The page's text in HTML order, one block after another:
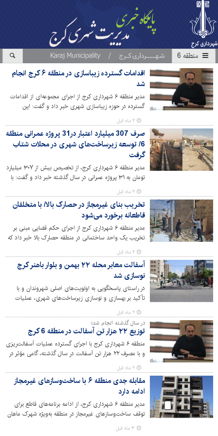
منطقه 6
اقدامات گسترده زیباسازی در منطقه ۶ کرج انجام
شد
مدیر منطقه ۶ شهرداری کرج از اجرای مجموعه‌ای از اقدامات
گسترده در حوزه زیباسازی شهری خبر داد و گفت: این
اقدامات با هدف ارتقای سیما و منظر شهری، بهبود کیفیت
محیط و افزایش رضایتمندی شهروندان در سطح منطقه به اجرا
درآمده است.
۲ ماه قبل
صرف 307 میلیارد اعتبار در31 پروژه عمرانی منطقه
6/ توسعه زیرساخت‌های شهری در محلات شتاب
گرفت
مدیر منطقه ۶ شهرداری کرج، از تخصیص بیش از ۳۰۷ میلیارد
تومان به ۳۱ پروژه عمرانی در سال گذشته خبر داد و گفت: با
توسعه زیرساخت‌های شهری و تحقق عدالت در محلات
کم‌برخوردار این منطقه با شتاب بیشتری دنبال خواهد شد.
۲ ماه قبل
تخریب بنای غیرمجاز در حصارک بالا/ با متخلفان
قاطعانه برخورد می‌شود
مدیر منطقه ۶ شهرداری کرج از اجرای حکم قضایی مبنی بر
تخریب یک واحد ساختمانی در منطقه حصارک بالا خبر داد که
با وجود سابقه تخریب قبلی، مالک آن نسبت به احداث
غیرمجاز طبقه مازاد اقدام کرده بود.
۲ ماه قبل
آسفالت معابر محله ۲۲ بهمن و بلوار باهنر کرج
نوسازی شد
در راستای پاسخگویی به اولویت‌های اصلی شهروندان و با
تأکید بر بهسازی و نوسازی زیرساخت‌های شهری، عملیات
۶ شهرداری کرج با موفقیت به پایان رسید.
۲ ماه قبل
در سال گذشته انجام شد؛
توزیع ۲۲ هزار تن آسفالت در منطقه 6 کرج
منطقه ۶ شهرداری کرج با اجرای گسترده عملیات آسفالت‌ریزی
و با مصرف ۲۲ هزار تن آسفالت در سال گذشته، گامی مؤثر در
راستای ساماندهی، نوسازی و ارتقای کیفیت معابر شهری
برداشته است. این اقدامات با اولویت‌بندی محلات کم‌برخوردار
و با هدف افزایش رضایتمندی شهروندان صورت گرفته و
نشان‌دهنده تعهد مدیریت شهری به بهبود زیرساخت‌های
عمرانی منطقه است.
۲ ماه قبل
مقابله جدی منطقه ۶ با ساخت‌وسازهای غیرمجاز
ادامه دارد
مدیر منطقه ۶ شهرداری کرج، از ادامه برنامه‌های قاطع برای
توقف ساخت‌وسازهای غیرمجاز در منطقه به‌ویژه شهرک ماهان
خبر داد و گفت: این شهرک در ضلع شمال و جنوب بلوار شهید
ناصربخت در حال توسعه است؛ از این‌رو، برای حفظ سیمای
۳ ماه قبل